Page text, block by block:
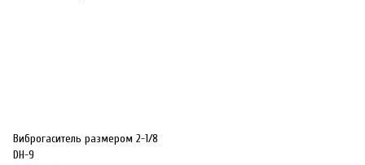
Виброгаситель размером 2-1/8
DH-9